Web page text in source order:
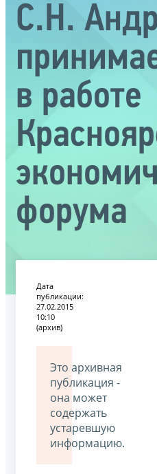
С.Н.
в работе
форума
Дата
публикации:
27.02.2015
10:10
(архив)
Это архивная
публикация -
она может
содержать
устаревшую
информацию.